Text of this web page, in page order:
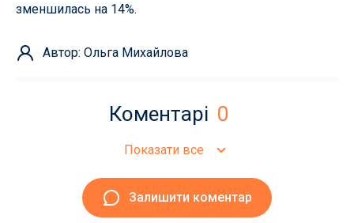
зменшилась на 14%.
Автор: Ольга Михайлова
Коментарі 0
Показати все
Залишити коментар